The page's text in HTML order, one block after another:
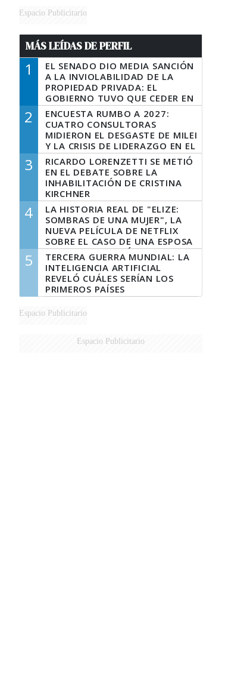
Espacio Publicitario
MÁS LEÍDAS DE PERFIL
1
EL SENADO DIO MEDIA SANCIÓN
A LA INVIOLABILIDAD DE LA
PROPIEDAD PRIVADA: EL
GOBIERNO TUVO QUE CEDER EN
LA LEY DEL MANEJO DEL FUEGO
2
ENCUESTA RUMBO A 2027:
CUATRO CONSULTORAS
MIDIERON EL DESGASTE DE MILEI
Y LA CRISIS DE LIDERAZGO EN EL
PERONISMO
3
RICARDO LORENZETTI SE METIÓ
EN EL DEBATE SOBRE LA
INHABILITACIÓN DE CRISTINA
KIRCHNER
4
LA HISTORIA REAL DE "ELIZE:
SOMBRAS DE UNA MUJER", LA
NUEVA PELÍCULA DE NETFLIX
SOBRE EL CASO DE UNA ESPOSA
QUE DESCUARTIZÓ A SU
MARIDO
5
TERCERA GUERRA MUNDIAL: LA
INTELIGENCIA ARTIFICIAL
REVELÓ CUÁLES SERÍAN LOS
PRIMEROS PAÍSES
LATINOAMERICANOS EN SER
DERROTADOS
Espacio Publicitario
Espacio Publicitario